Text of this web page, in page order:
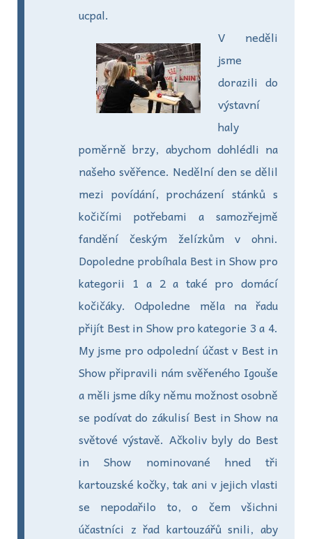
ucpal.
V neděli
jsme
dorazili do
výstavní
haly
poměrně brzy, abychom dohlédli na
našeho svěřence. Nedělní den se dělil
mezi povídání, procházení stánků s
kočičími potřebami a samozřejmě
fandění českým želízkům v ohni.
Dopoledne probíhala Best in Show pro
kategorii 1 a 2 a také pro domácí
kočičáky. Odpoledne měla na řadu
přijít Best in Show pro kategorie 3 a 4.
My jsme pro odpolední účast v Best in
Show připravili nám svěřeného Igouše
a měli jsme díky němu možnost osobně
se podívat do zákulisí Best in Show na
světové výstavě. Ačkoliv byly do Best
in Show nominované hned tři
kartouzské kočky, tak ani v jejich vlasti
se nepodařilo to, o čem všichni
účastníci z řad kartouzářů snili, aby